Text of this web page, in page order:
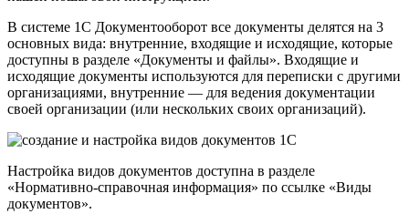
В системе 1С Документооборот все документы делятся на 3
основных вида: внутренние, входящие и исходящие, которые
доступны в разделе «Документы и файлы». Входящие и
исходящие документы используются для переписки с другими
организациями, внутренние — для ведения документации
своей организации (или нескольких своих организаций).
Настройка видов документов доступна в разделе
«Нормативно-справочная информация» по ссылке «Виды
документов».